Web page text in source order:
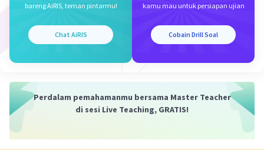
bareng AiRIS, teman pintarmu!
Chat AiRIS
kamu mau untuk persiapan ujian
Cobain Drill Soal
Perdalam pemahamanmu bersama Master Teacher
di sesi Live Teaching, GRATIS!